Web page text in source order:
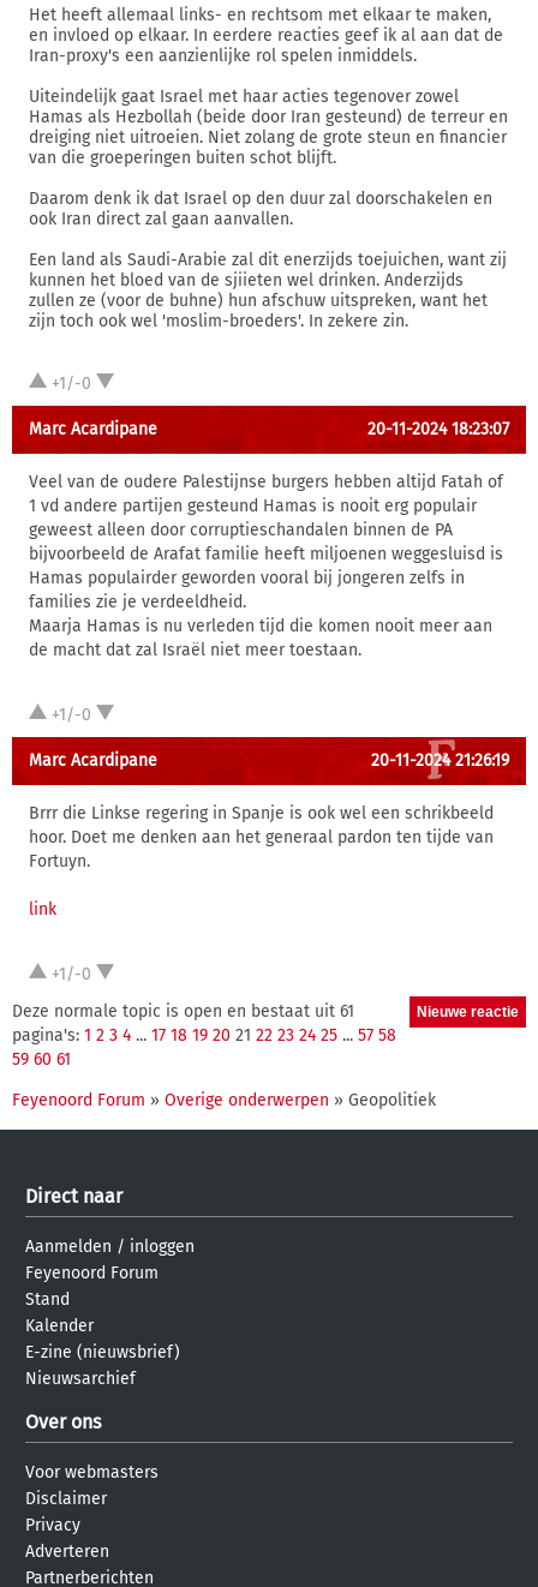
Het heeft allemaal links- en rechtsom met elkaar te maken,
en invloed op elkaar. In eerdere reacties geef ik al aan dat de
Iran-proxy's een aanzienlijke rol spelen inmiddels.
Uiteindelijk gaat Israel met haar acties tegenover zowel
Hamas als Hezbollah (beide door Iran gesteund) de terreur en
dreiging niet uitroeien. Niet zolang de grote steun en financier
van die groeperingen buiten schot blijft.
Daarom denk ik dat Israel op den duur zal doorschakelen en
ook Iran direct zal gaan aanvallen.
Een land als Saudi-Arabie zal dit enerzijds toejuichen, want zij
kunnen het bloed van de sjiieten wel drinken. Anderzijds
zullen ze (voor de buhne) hun afschuw uitspreken, want het
zijn toch ook wel 'moslim-broeders'. In zekere zin.
+1/-0
Marc Acardipane 20-11-2024 18:23:07
Veel van de oudere Palestijnse burgers hebben altijd Fatah of
1 vd andere partijen gesteund Hamas is nooit erg populair
geweest alleen door corruptieschandalen binnen de PA
bijvoorbeeld de Arafat familie heeft miljoenen weggesluisd is
Hamas populairder geworden vooral bij jongeren zelfs in
families zie je verdeeldheid.
Maarja Hamas is nu verleden tijd die komen nooit meer aan
de macht dat zal Israël niet meer toestaan.
+1/-0
Marc Acardipane 20-11-2024 21:26:19
Brrr die Linkse regering in Spanje is ook wel een schrikbeeld
hoor. Doet me denken aan het generaal pardon ten tijde van
Fortuyn.
link
+1/-0
Deze normale topic is open en bestaat uit 61
pagina's: 1 2 3 4 ... 17 18 19 20 21 22 23 24 25 ... 57 58
59 60 61
Feyenoord Forum » Overige onderwerpen » Geopolitiek
Direct naar
Aanmelden / inloggen
Feyenoord Forum
Stand
Kalender
E-zine (nieuwsbrief)
Nieuwsarchief
Over ons
Voor webmasters
Disclaimer
Privacy
Adverteren
Partnerberichten